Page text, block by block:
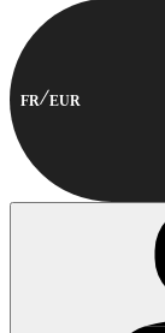
FR EUR